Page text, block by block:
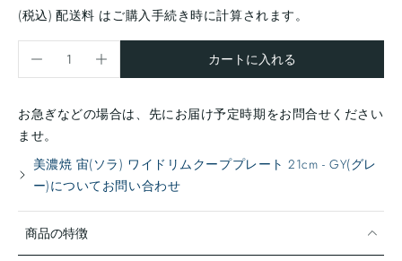
(税込) 配送料 はご購入手続き時に計算されます。
カートに入れる
お急ぎなどの場合は、先にお届け予定時期をお問合せください
ませ。
美濃焼 宙(ソラ) ワイドリムクーププレート 21cm - GY(グレ
ー)についてお問い合わせ
商品の特徴